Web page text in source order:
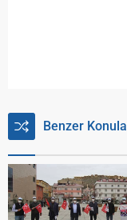
Benzer